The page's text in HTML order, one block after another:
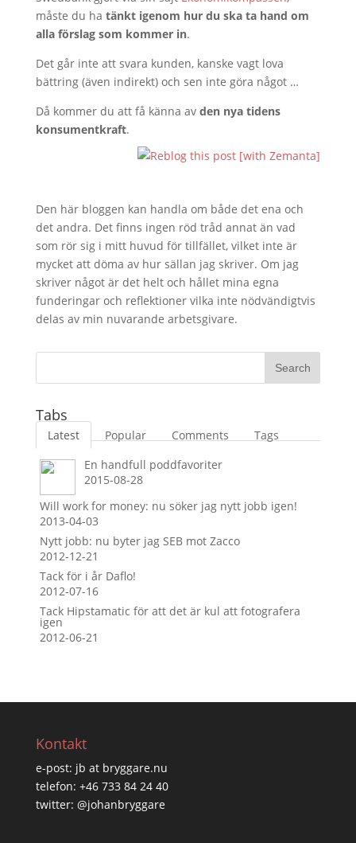
måste du ha tänkt igenom hur du ska ta hand om
alla förslag som kommer in.
Det går inte att svara kunden, kanske vagt lova
bättring (även indirekt) och sen inte göra något …
Då kommer du att få känna av den nya tidens
konsumentkraft.
Den här bloggen kan handla om både det ena och
det andra. Det finns ingen röd tråd annat än vad
som rör sig i mitt huvud för tillfället, vilket inte är
mycket att döma av hur sällan jag skriver. Om jag
skriver något är det helt och hållet mina egna
funderingar och reflektioner vilka inte nödvändigtvis
delas av min nuvarande arbetsgivare.
Tabs
Latest Popular Comments
Tags
En handfull poddfavoriter
2015-08-28
Will work for money: nu söker jag nytt jobb igen!
2013-04-03
Nytt jobb: nu byter jag SEB mot Zacco
2012-12-21
Tack för i år Daflo!
2012-07-16
Tack Hipstamatic för att det är kul att fotografera
igen
2012-06-21
Kontakt
e-post: jb at bryggare.nu
telefon: +46 733 84 24 40
twitter: @johanbryggare